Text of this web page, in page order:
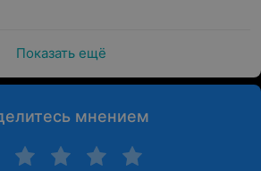
Показать ещё
мнением